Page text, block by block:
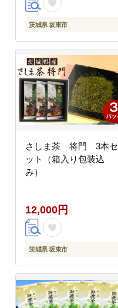
茨城県 坂東市
さしま茶 将門 3本セ
ット（箱入り包装込
み）
12,000円
茨城県 坂東市